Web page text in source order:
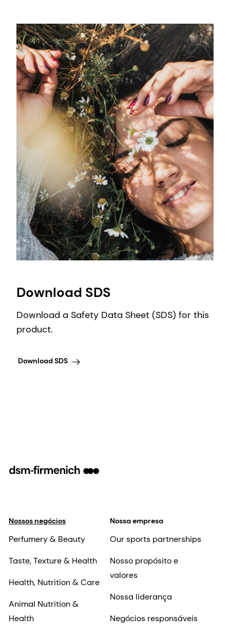
Download SDS
Download a Safety Data Sheet (SDS) for this
product.
Download SDS
Nossos negócios
Perfumery & Beauty
Taste, Texture & Health
Health, Nutrition & Care
Animal Nutrition &
Health
Nossa empresa
Our sports partnerships
Nosso propósito e
valores
Nossa liderança
Negócios responsáveis